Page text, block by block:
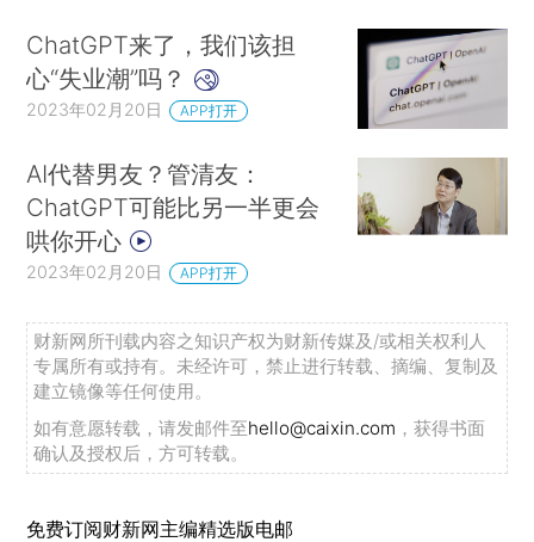
ChatGPT来了，我们该担
心“失业潮”吗？
2023年02月20日 APP打开
AI代替男友？管清友：
ChatGPT可能比另一半更会
哄你开心
2023年02月20日 APP打开
财新网所刊载内容之知识产权为财新传媒及/或相关权利人
专属所有或持有。未经许可，禁止进行转载、摘编、复制及
建立镜像等任何使用。
如有意愿转载，请发邮件至hello@caixin.com ，获得书面
确认及授权后，方可转载。
免费订阅财新网主编精选版电邮